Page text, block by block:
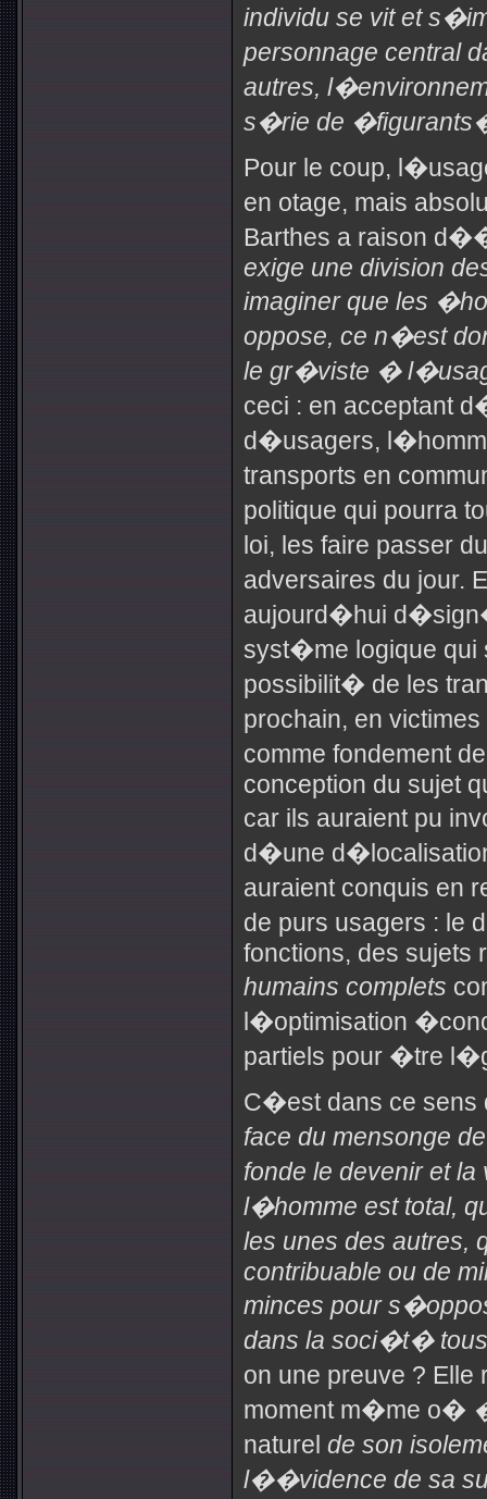
individu se vit et
personnage central
autres,
s�rie de
Pour le coup,
en otage, mais
Barthes a raison
exige une division
imaginer que les
oppose, ce n�est
le gr�viste �
ceci : en acceptant
d�usagers,
transports en
politique qui pourra
loi, les faire passer
adversaires du
aujourd�hui
syst�me logique
possibilit� de les
prochain, en
comme fondement
conception du sujet
car ils auraient pu
d�une
auraient conquis en
de purs usagers : le
fonctions, des sujets
humains complets
l�optimisation
partiels pour �tre
C�est dans ce sens
face du mensonge
fonde le devenir et
l�homme est total,
les unes des
contribuable ou de
minces pour
dans la soci�t�
on une preuve ?
moment m�me o�
naturel de son
l��vidence de sa